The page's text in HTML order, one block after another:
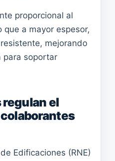
proporcional al
que a mayor espesor,
mejorando
para soportar
el
Edificaciones (RNE)